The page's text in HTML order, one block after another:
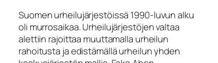
Suomen urheilujärjestöissä 1990-luvun alku
oli murrosaikaa. Urheilujärjestöjen valtaa
alettiin rajoittaa muuttamalla urheilun
rahoitusta ja edistämällä urheilun yhden